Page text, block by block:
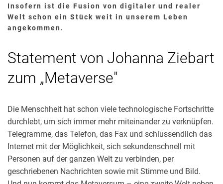
DEMOGRAFISCHE GEGEBENHEITEN
FLÄCHENEFFIZIENTES BAUEN
NACHHALTIGES BAUEN
BAUEN IM BESTAND
Ähnliche Artikel
Insofern ist die Fusion von digitaler und realer
Welt schon ein Stück weit in unserem Leben
angekommen.
Statement von Johanna Ziebart
zum „Metaverse"
Die Menschheit hat schon viele technologische Fortschritte
durchlebt, um sich immer mehr miteinander zu verknüpfen.
Telegramme, das Telefon, das Fax und schlussendlich das
Internet mit der Möglichkeit, sich sekundenschnell mit
Personen auf der ganzen Welt zu verbinden, per
geschriebenen Nachrichten sowie mit Stimme und Bild.